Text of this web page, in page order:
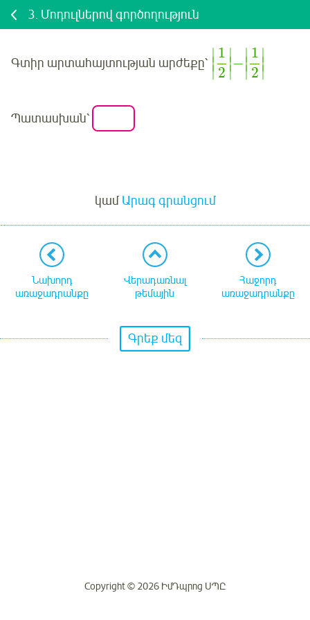
3. Մոդուլներով գործողություն
Գտիր արտահայտության արժեքը՝
∣
∣
∣
1
2
∣
∣
∣−
∣
∣
∣
1
2
∣
∣
∣
Պատասխան՝
կամԱրագ գրանցում
Նախորդ
առաջադրանքը
Վերադառնալ
թեմային
Հաջորդ
առաջադրանքը
Գրեք մեզ
Copyright © 2026 ԻմԴպրոց ՍՊԸ